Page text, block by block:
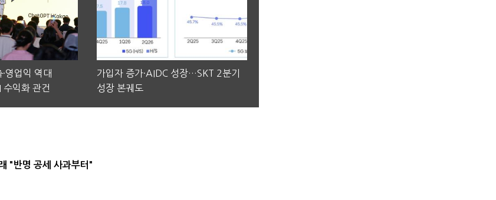
영업익 역대
익화 관건
가입자 증가·AIDC 성장…SKT 2분기
성장 본궤도
"반명 공세 사과부터"